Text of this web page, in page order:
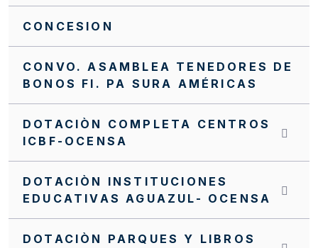
CONCESION
CONVO. ASAMBLEA TENEDORES DE
BONOS FI. PA SURA AMÉRICAS
DOTACIÒN COMPLETA CENTROS
ICBF-OCENSA
DOTACIÒN INSTITUCIONES
EDUCATIVAS AGUAZUL- OCENSA
DOTACIÒN PARQUES Y LIBROS